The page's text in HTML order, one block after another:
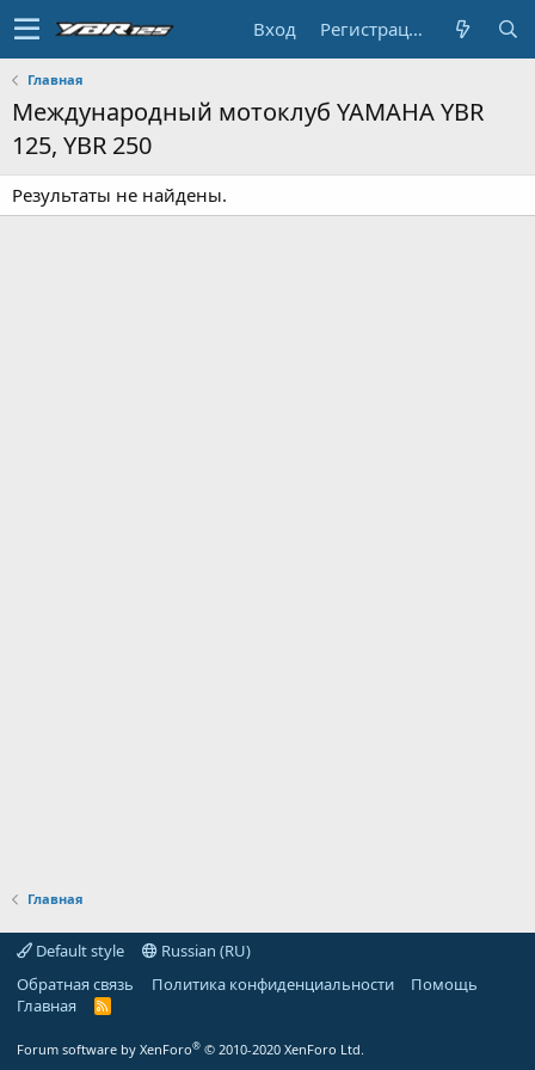
Вход Регистрация
Главная
Международный мотоклуб YAMAHA YBR
125, YBR 250
Результаты не найдены.
Главная
Default style
Russian (RU)
Обратная связь
Политика конфиденциальности
Помощь
Главная
R
Forum software by XenForo® © 2010-2020 XenForo Ltd.